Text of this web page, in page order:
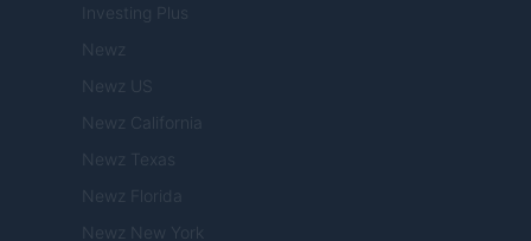
Investing Plus
Newz
Newz US
Newz California
Newz Texas
Newz Florida
Newz New York